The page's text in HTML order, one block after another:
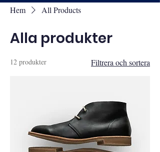
Hem All Products
Alla produkter
12 produkter Filtrera och sortera